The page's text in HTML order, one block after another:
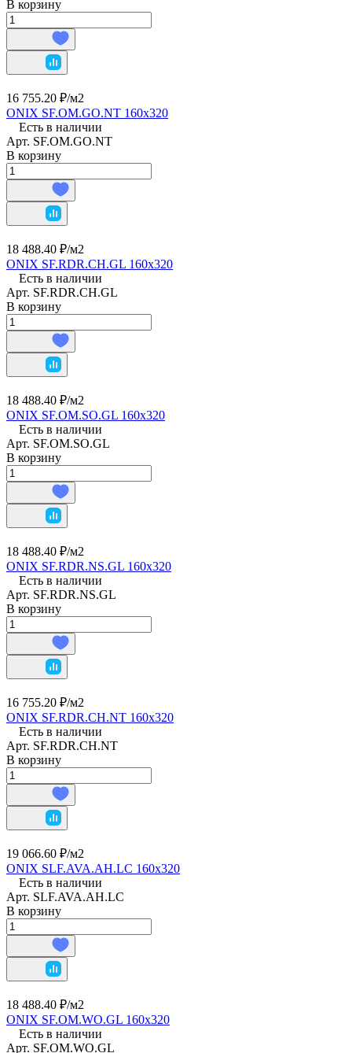
В корзину
16 755.20 ₽/м2
ONIX SF.OM.GO.NT 160х320
Есть в наличии
Арт. SF.OM.GO.NT
В корзину
18 488.40 ₽/м2
ONIX SF.RDR.CH.GL 160х320
Есть в наличии
Арт. SF.RDR.CH.GL
В корзину
18 488.40 ₽/м2
ONIX SF.OM.SO.GL 160х320
Есть в наличии
Арт. SF.OM.SO.GL
В корзину
18 488.40 ₽/м2
ONIX SF.RDR.NS.GL 160х320
Есть в наличии
Арт. SF.RDR.NS.GL
В корзину
16 755.20 ₽/м2
ONIX SF.RDR.CH.NT 160х320
Есть в наличии
Арт. SF.RDR.CH.NT
В корзину
19 066.60 ₽/м2
ONIX SLF.AVA.AH.LC 160х320
Есть в наличии
Арт. SLF.AVA.AH.LC
В корзину
18 488.40 ₽/м2
ONIX SF.OM.WO.GL 160х320
Есть в наличии
Арт. SF.OM.WO.GL